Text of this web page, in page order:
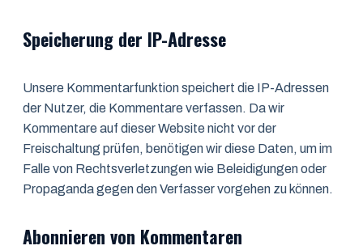
Speicherung der IP-Adresse
Unsere Kommentarfunktion speichert die IP-Adressen
der Nutzer, die Kommentare verfassen. Da wir
Kommentare auf dieser Website nicht vor der
Freischaltung prüfen, benötigen wir diese Daten, um im
Falle von Rechtsverletzungen wie Beleidigungen oder
Propaganda gegen den Verfasser vorgehen zu können.
Abonnieren von Kommentaren